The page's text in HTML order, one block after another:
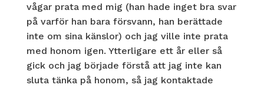
vågar prata med mig (han hade inget bra svar
på varför han bara försvann, han berättade
inte om sina känslor) och jag ville inte prata
med honom igen. Ytterligare ett år eller så
gick och jag började förstå att jag inte kan
sluta tänka på honom, så jag kontaktade